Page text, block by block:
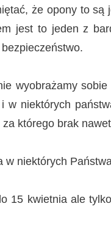
że opony to
jest to jeden z
wyobrażamy
niektórych
którego brak
w niektórych
15 kwietnia ale